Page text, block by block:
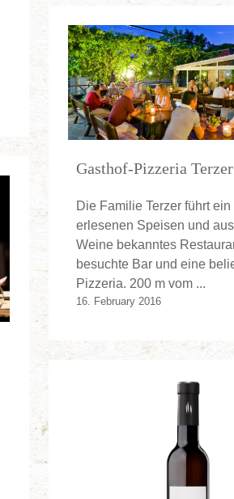
Gasthof-Pizzeria Terzer
Die Familie Terzer führt
erlesenen Speisen und
Weine bekanntes
besuchte Bar und eine
Pizzeria. 200 m vom ...
16. February 2016